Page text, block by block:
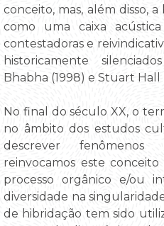
conceito, mas, além disso,
como uma caixa
contestadoras e
historicamente
Bhabha (1998) e Stuart Hall
No final do século XX, o
no âmbito dos estudos
descrever fenômenos
reinvocamos este
processo orgânico e/ou
diversidade na
de hibridação tem sido